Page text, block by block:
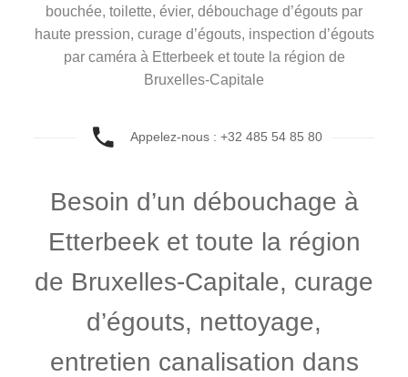
bouchée, toilette, évier, débouchage d’égouts par
haute pression, curage d’égouts, inspection d’égouts
par caméra à Etterbeek et toute la région de
Bruxelles-Capitale
Appelez-nous : +32 485 54 85 80
Besoin d’un débouchage à
Etterbeek et toute la région
de Bruxelles-Capitale, curage
d’égouts, nettoyage,
entretien canalisation dans